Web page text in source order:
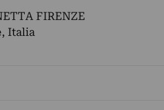
FIRENZE
Italia